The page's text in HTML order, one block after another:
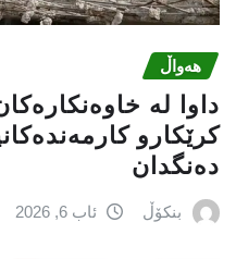
هەواڵ
داوا لە
کرێکارو
دەنگدان
بنکۆڵ ئاب 6, 2026